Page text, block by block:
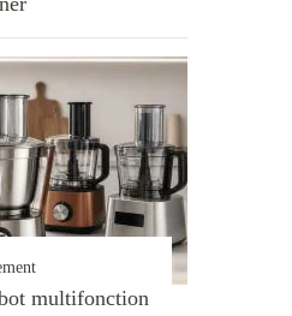
multifonction